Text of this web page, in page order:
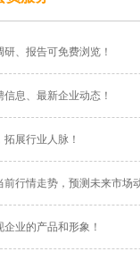
、报告可免费浏览！
息、最新企业动态！
展行业人脉！
行情走势，预测未来市场
业的产品和形象！